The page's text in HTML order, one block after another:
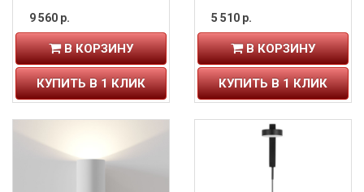
9 560 р.
В КОРЗИНУ
КУПИТЬ В 1 КЛИК
5 510 р.
В КОРЗИНУ
КУПИТЬ В 1 КЛИК